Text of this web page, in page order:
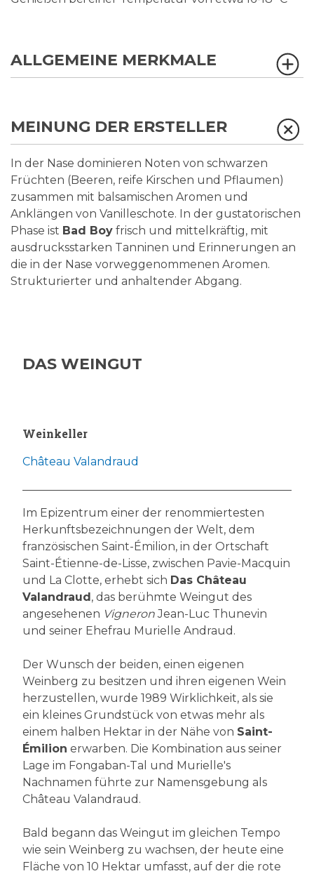
ALLGEMEINE MERKMALE
MEINUNG DER ERSTELLER
In der Nase dominieren Noten von schwarzen
Früchten (Beeren, reife Kirschen und Pflaumen)
zusammen mit balsamischen Aromen und
Anklängen von Vanilleschote. In der gustatorischen
Phase ist Bad Boy frisch und mittelkräftig, mit
ausdrucksstarken Tanninen und Erinnerungen an
die in der Nase vorweggenommenen Aromen.
Strukturierter und anhaltender Abgang.
DAS WEINGUT
Weinkeller
Château Valandraud
Im Epizentrum einer der renommiertesten
Herkunftsbezeichnungen der Welt, dem
französischen Saint-Émilion, in der Ortschaft
Saint-Étienne-de-Lisse, zwischen Pavie-Macquin
und La Clotte, erhebt sich Das Château
Valandraud , das berühmte Weingut des
angesehenen VigneronJean-Luc Thunevin
und seiner Ehefrau Murielle Andraud.
Der Wunsch der beiden, einen eigenen
Weinberg zu besitzen und ihren eigenen Wein
herzustellen, wurde 1989 Wirklichkeit, als sie
ein kleines Grundstück von etwas mehr als
einem halben Hektar in der Nähe von Saint-
Émilion erwarben. Die Kombination aus seiner
Lage im Fongaban-Tal und Murielle's
Nachnamen führte zur Namensgebung als
Château Valandraud.
Bald begann das Weingut im gleichen Tempo
wie sein Weinberg zu wachsen, der heute eine
Fläche von 10 Hektar umfasst, auf der die rote